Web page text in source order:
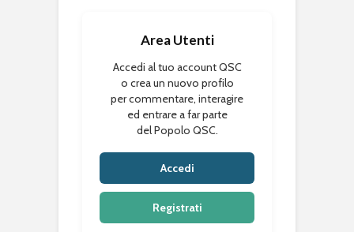
Area Utenti
Accedi al tuo account QSC
o crea un nuovo profilo
per commentare, interagire
ed entrare a far parte
del Popolo QSC.
Accedi
Registrati